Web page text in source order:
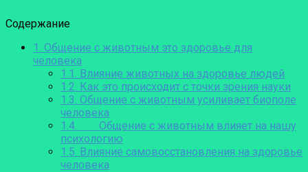
Содержание
1. Общение с животным это здоровье для
человека
1.1. Влияние животных на здоровье людей
1.2. Как это происходит с точки зрения науки
1.3. Общение с животным усиливает биополе
человека
1.4. Общение с животным влияет на нашу
психологию
1.5. Влияние самовосстановления на здоровье
человека